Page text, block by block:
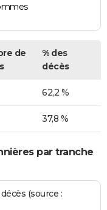
de
% des
décès
62,2 %
37,8 %
par tranche
(source :